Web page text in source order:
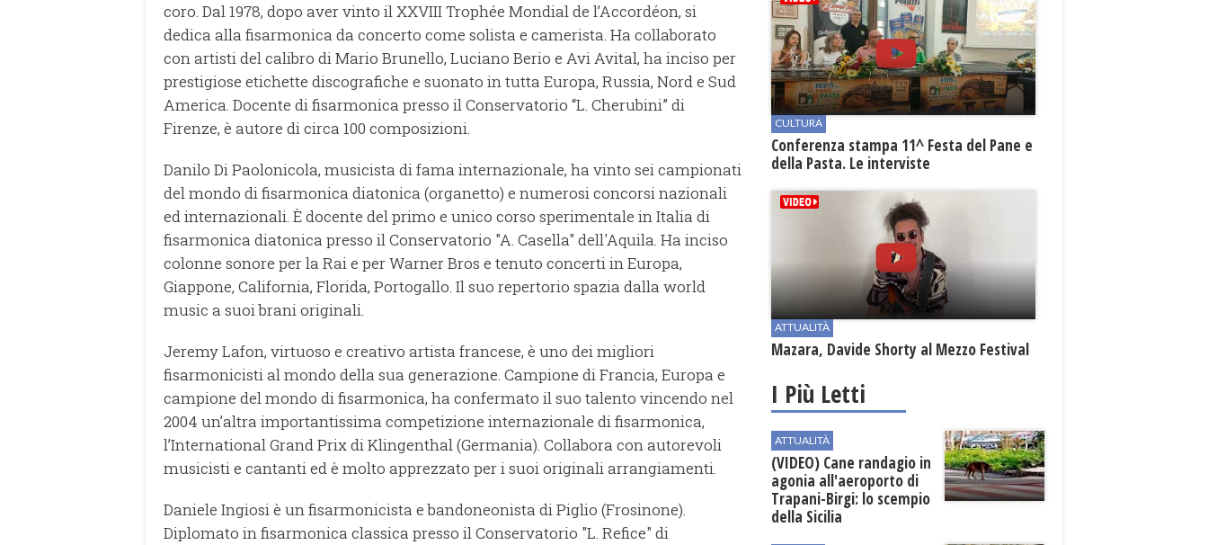
coro. Dal 1978, dopo aver vinto il XXVIII Trophée Mondial de l’Accordéon, si
dedica alla fisarmonica da concerto come solista e camerista. Ha collaborato
con artisti del calibro di Mario Brunello, Luciano Berio e Avi Avital, ha inciso per
prestigiose etichette discografiche e suonato in tutta Europa, Russia, Nord e Sud
America. Docente di fisarmonica presso il Conservatorio “L. Cherubini” di
Firenze, è autore di circa 100 composizioni.
Danilo Di Paolonicola, musicista di fama internazionale, ha vinto sei campionati
del mondo di fisarmonica diatonica (organetto) e numerosi concorsi nazionali
ed internazionali. È docente del primo e unico corso sperimentale in Italia di
fisarmonica diatonica presso il Conservatorio "A. Casella" dell'Aquila. Ha inciso
colonne sonore per la Rai e per Warner Bros e tenuto concerti in Europa,
Giappone, California, Florida, Portogallo. Il suo repertorio spazia dalla world
music a suoi brani originali.
Jeremy Lafon, virtuoso e creativo artista francese, è uno dei migliori
fisarmonicisti al mondo della sua generazione. Campione di Francia, Europa e
campione del mondo di fisarmonica, ha confermato il suo talento vincendo nel
2004 un’altra importantissima competizione internazionale di fisarmonica,
l’International Grand Prix di Klingenthal (Germania). Collabora con autorevoli
musicisti e cantanti ed è molto apprezzato per i suoi originali arrangiamenti.
Daniele Ingiosi è un fisarmonicista e bandoneonista di Piglio (Frosinone).
Diplomato in fisarmonica classica presso il Conservatorio "L. Refice" di
CULTURA
Conferenza stampa 11^ Festa del Pane e
della Pasta. Le interviste
ATTUALITÀ
Mazara, Davide Shorty al Mezzo Festival
I Più Letti
ATTUALITÀ
(VIDEO) Cane randagio in
agonia all'aeroporto di
Trapani-Birgi: lo scempio
della Sicilia